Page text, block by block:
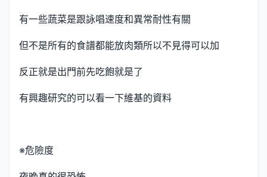
有一些蔬菜是跟詠唱速度和異常耐性有關
但不是所有的食譜都能放肉類所以不見得可以加
反正就是出門前先吃飽就是了
有興趣研究的可以看一下維基的資料
※危險度